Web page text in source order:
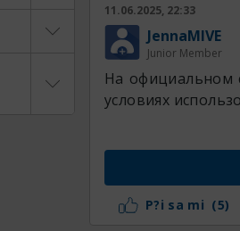
11.06.2025, 22:33
JennaMIVE
Junior Member
На официальном
условиях
P?i sa mi (5)